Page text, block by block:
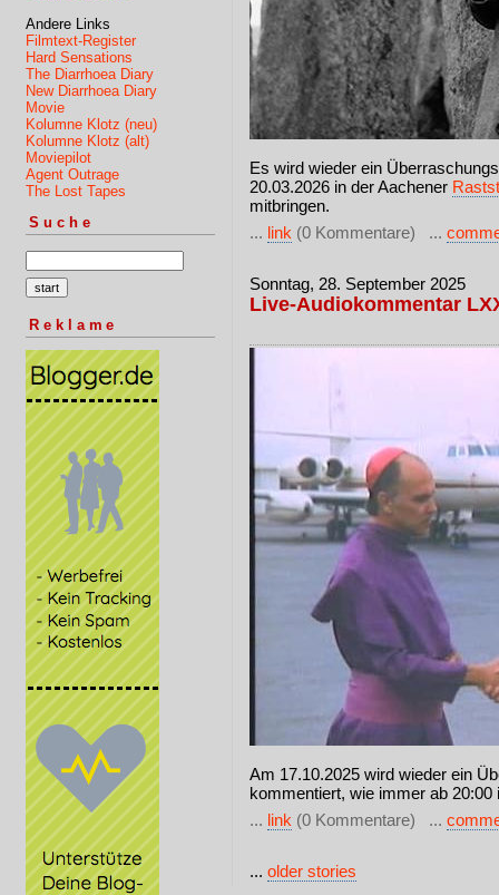
Andere Links
Filmtext-Register
Hard Sensations
The Diarrhoea Diary
New Diarrhoea Diary
Movie
Kolumne Klotz (neu)
Kolumne Klotz (alt)
Moviepilot
Agent Outrage
The Lost Tapes
Suche
Reklame
Es wird wieder ein
20.03.2026 in der Aachener
mitbringen.
... link (0 Kommentare) ...
Sonntag, 28. September 2025
Live-Audiokommentar
Am 17.10.2025 wird wieder ein
kommentiert, wie immer ab
... link (0 Kommentare) ...
... older stories